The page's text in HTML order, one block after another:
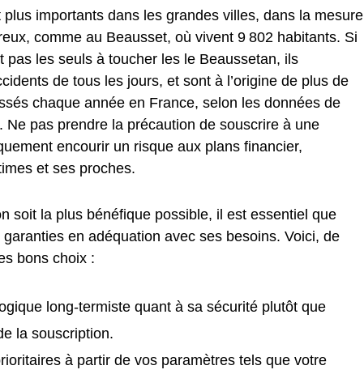
importants dans les grandes villes, dans la mesure
comme au Beausset, où vivent 9 802 habitants. Si
pas les seuls à toucher les le Beaussetan, ils
de tous les jours, et sont à l’origine de plus de
chaque année en France, selon les données de
Ne pas prendre la précaution de souscrire à une
encourir un risque aux plans financier,
et ses proches.
soit la plus bénéfique possible, il est essentiel que
garanties en adéquation avec ses besoins. Voici, de
bons choix :
long-termiste quant à sa sécurité plutôt que
la souscription.
à partir de vos paramètres tels que votre